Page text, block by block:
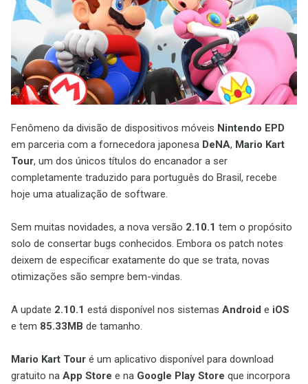
Fenômeno da divisão de dispositivos móveis Nintendo EPD
em parceria com a fornecedora japonesa DeNA, Mario Kart
Tour, um dos únicos títulos do encanador a ser
completamente traduzido para português do Brasil, recebe
hoje uma atualização de software.
Sem muitas novidades, a nova versão 2.10.1 tem o propósito
solo de consertar bugs conhecidos. Embora os patch notes
deixem de especificar exatamente do que se trata, novas
otimizações são sempre bem-vindas.
A update 2.10.1 está disponível nos sistemas Android e iOS
e tem 85.33MB de tamanho.
Mario Kart Tour é um aplicativo disponível para download
gratuito na App Store e na Google Play Store que incorpora